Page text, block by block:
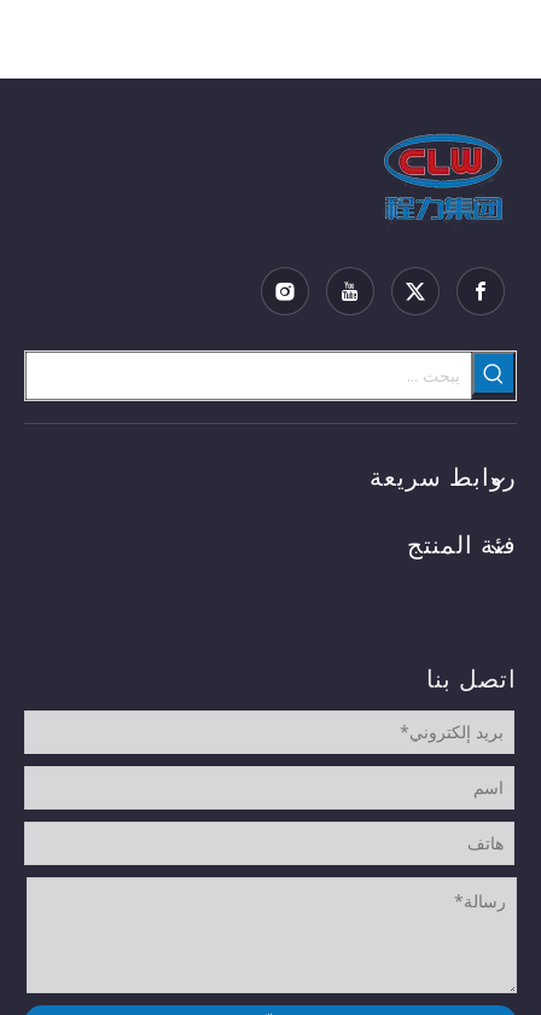
روابط سريعة
فئة المنتج
اتصل بنا